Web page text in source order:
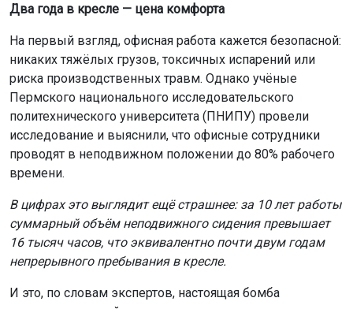
Два года в кресле — цена комфорта
На первый взгляд, офисная работа кажется безопасной:
никаких тяжёлых грузов, токсичных испарений или
риска производственных травм. Однако учёные
Пермского национального исследовательского
политехнического университета (ПНИПУ) провели
исследование и выяснили, что офисные сотрудники
проводят в неподвижном положении до 80% рабочего
времени.
В цифрах это выглядит ещё страшнее: за 10 лет работы
суммарный объём неподвижного сидения превышает
16 тысяч часов, что эквивалентно почти двум годам
непрерывного пребывания в кресле.
И это, по словам экспертов, настоящая бомба